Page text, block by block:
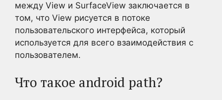
между View и SurfaceView заключается в
том, что View рисуется в потоке
пользовательского интерфейса, который
используется для всего взаимодействия с
пользователем.
Что такое android path?